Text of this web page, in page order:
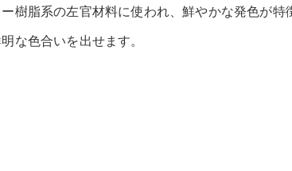
樹脂系の左官材料に使われ、鮮やかな発色が特
な色合いを出せます。